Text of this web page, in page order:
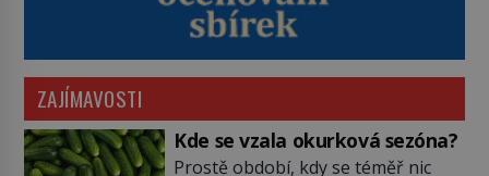
ZAJÍMAVOSTI
Kde se vzala okurková sezóna?
Prostě období, kdy se téměř nic